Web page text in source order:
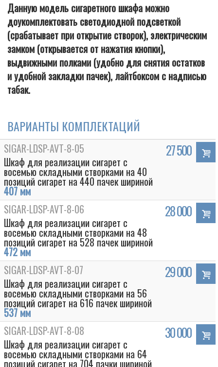
Данную модель сигаретного шкафа можно
доукомплектовать светодиодной подсветкой
(срабатывает при открытие створок), электрическим
замком (открывается от нажатия кнопки),
выдвижными полками (удобно для снятия остатков
и удобной закладки пачек), лайтбоксом с надписью
табак.
ВАРИАНТЫ КОМПЛЕКТАЦИЙ
SIGAR-LDSP-AVT-8-05
Шкаф для реализации сигарет с
восемью складными створками на 40
позиций сигарет на 440 пачек шириной
407 мм
27 500
SIGAR-LDSP-AVT-8-06
Шкаф для реализации сигарет с
восемью складными створками на 48
позиций сигарет на 528 пачек шириной
472 мм
28 000
SIGAR-LDSP-AVT-8-07
Шкаф для реализации сигарет с
восемью складными створками на 56
позиций сигарет на 616 пачек шириной
537 мм
29 000
SIGAR-LDSP-AVT-8-08
Шкаф для реализации сигарет с
восемью складными створками на 64
позиций сигарет на 704 пачки шириной
30 000